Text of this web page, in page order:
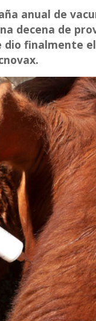
anual de
decena de
dio finalmente